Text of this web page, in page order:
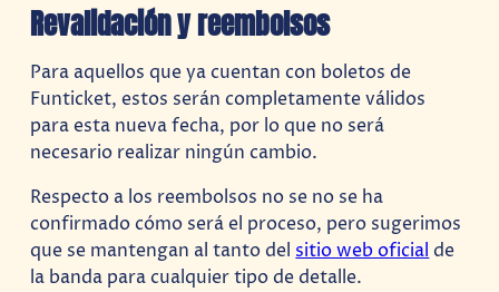
Revalidación y reembolsos
Para aquellos que ya cuentan con boletos de
Funticket, estos serán completamente válidos
para esta nueva fecha, por lo que no será
necesario realizar ningún cambio.
Respecto a los reembolsos no se no se ha
confirmado cómo será el proceso, pero sugerimos
que se mantengan al tanto del sitio web oficial de
la banda para cualquier tipo de detalle.